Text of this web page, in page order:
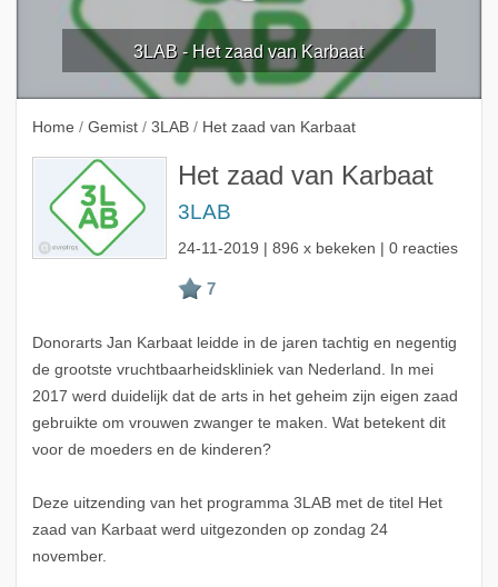
3LAB - Het zaad van Karbaat
Home / Gemist / 3LAB / Het zaad van Karbaat
Het zaad van Karbaat
3LAB
24-11-2019 | 896 x bekeken | 0 reacties
Donorarts Jan Karbaat leidde in de jaren tachtig en negentig
de grootste vruchtbaarheidskliniek van Nederland. In mei
2017 werd duidelijk dat de arts in het geheim zijn eigen zaad
gebruikte om vrouwen zwanger te maken. Wat betekent dit
voor de moeders en de kinderen?
Deze uitzending van het programma 3LAB met de titel Het
zaad van Karbaat werd uitgezonden op zondag 24
november.